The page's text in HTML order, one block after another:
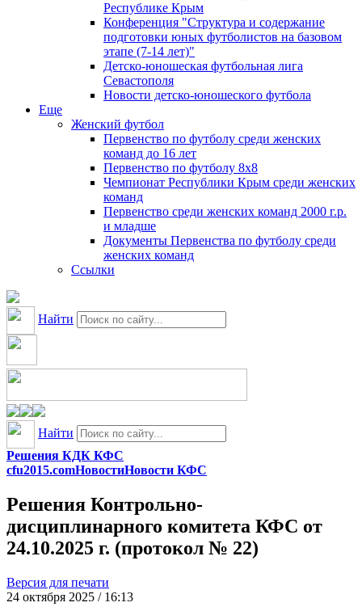
Республике Крым
Конференция "Структура и содержание
подготовки юных футболистов на базовом
этапе (7-14 лет)"
Детско-юношеская футбольная лига
Севастополя
Новости детско-юношеского футбола
Еще
Женский футбол
Первенство по футболу среди женских
команд до 16 лет
Первенство по футболу 8х8
Чемпионат Республики Крым среди женских
команд
Первенство среди женских команд 2000 г.р.
и младше
Документы Первенства по футболу среди
женских команд
Ссылки
Найти
Найти
Решения КДК КФС
cfu2015.comНовостиНовости КФС
Решения Контрольно-
дисциплинарного комитета КФС от
24.10.2025 г. (протокол № 22)
Версия для печати
24 октября 2025 / 16:13